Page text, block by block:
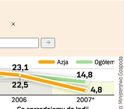
do Azji wciąż